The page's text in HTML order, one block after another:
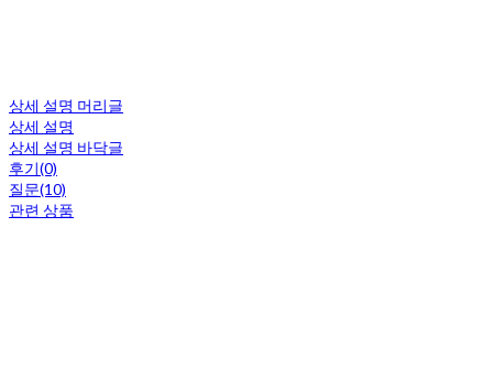
상세 설명 머리글
상세 설명
상세 설명 바닥글
후기(0)
질문(10)
관련 상품